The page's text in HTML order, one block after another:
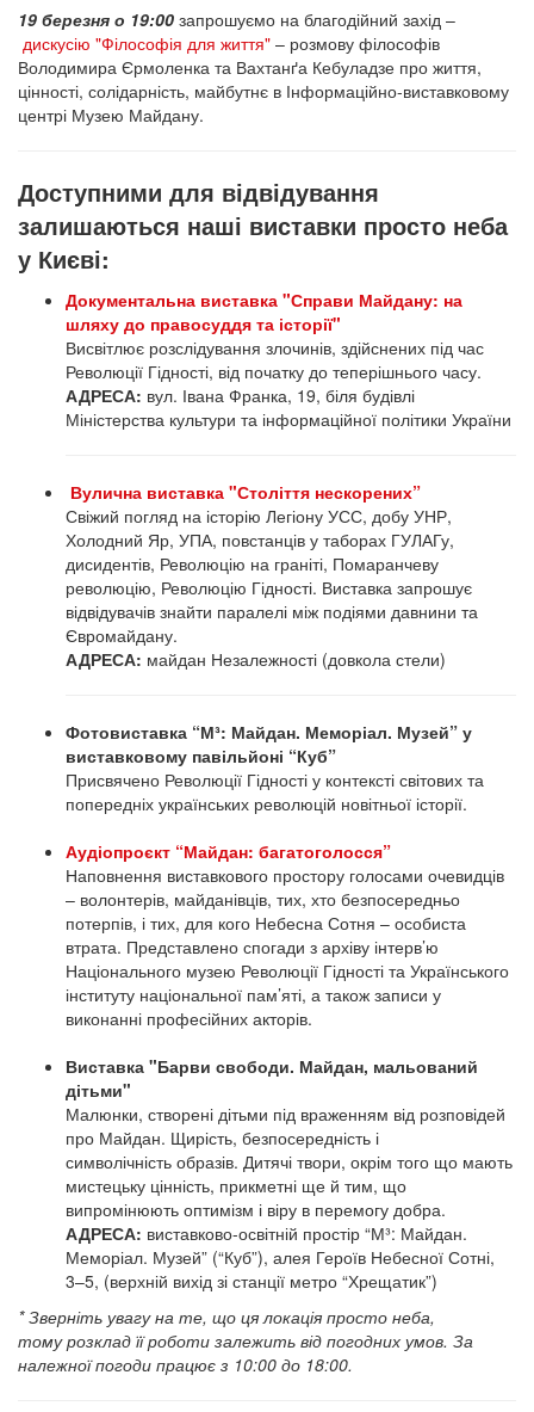
19 березня о 19:00 запрошуємо на благодійний захід –
дискусію "Філософія для життя" – розмову філософів
Володимира Єрмоленка та Вахтанґа Кебуладзе про життя,
цінності, солідарність, майбутнє в Інформаційно-виставковому
центрі Музею Майдану.
Доступними для відвідування
залишаються наші виставки просто неба
у Києві:
Документальна виставка "Справи Майдану: на
шляху до правосуддя та історії"
Висвітлює розслідування злочинів, здійснених під час
Революції Гідності, від початку до теперішнього часу.
АДРЕСА: вул. Івана Франка, 19, біля будівлі
Міністерства культури та інформаційної політики України
Вулична виставка "Століття нескорених”
Свіжий погляд на історію Легіону УСС, добу УНР,
Холодний Яр, УПА, повстанців у таборах ГУЛАГу,
дисидентів, Революцію на граніті, Помаранчеву
революцію, Революцію Гідності. Виставка запрошує
відвідувачів знайти паралелі між подіями давнини та
Євромайдану.
АДРЕСА: майдан Незалежності (довкола стели)
Фотовиставка “М³: Майдан. Меморіал. Музей” у
виставковому павільйоні “Куб”
Присвячено Революції Гідності у контексті світових та
попередніх українських революцій новітньої історії.
Аудіопроєкт “Майдан: багатоголосся”
Наповнення виставкового простору голосами очевидців
– волонтерів, майданівців, тих, хто безпосередньо
потерпів, і тих, для кого Небесна Сотня – особиста
втрата. Представлено спогади з архіву інтерв’ю
Національного музею Революції Гідності та Українського
інституту національної пам’яті, а також записи у
виконанні професійних акторів.
Виставка "Барви свободи. Майдан, мальований
дітьми"
Малюнки, створені дітьми під враженням від розповідей
про Майдан. Щирість, безпосередність і
символічність образів. Дитячі твори, окрім того що мають
мистецьку цінність, прикметні ще й тим, що
випромінюють оптимізм і віру в перемогу добра.
АДРЕСА: виставково-освітній простір “М³: Майдан.
Меморіал. Музей” (“Куб”), алея Героїв Небесної Сотні,
3–5, (верхній вихід зі станції метро “Хрещатик”)
* Зверніть увагу на те, що ця локація просто неба,
тому розклад її роботи залежить від погодних умов. За
належної погоди працює з 10:00 до 18:00.